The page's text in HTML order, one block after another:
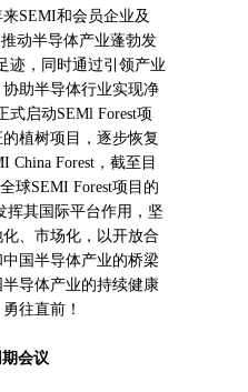
SEMI和会员企业及
动半导体产业蓬勃发
迹，同时通过引领产业
助半导体行业实现净
式启动SEMl Forest项
植树项目，逐步恢复
China Forest，截至目
球SEMI Forest项目的
挥其国际平台作用，坚
、市场化，以开放合
国半导体产业的桥梁
导体产业的持续健康
往直前！
会议